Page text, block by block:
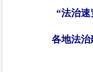
“法治速
各地法治